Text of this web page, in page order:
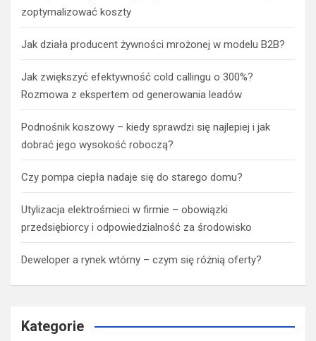
zoptymalizować koszty
Jak działa producent żywności mrożonej w modelu B2B?
Jak zwiększyć efektywność cold callingu o 300%?
Rozmowa z ekspertem od generowania leadów
Podnośnik koszowy – kiedy sprawdzi się najlepiej i jak
dobrać jego wysokość roboczą?
Czy pompa ciepła nadaje się do starego domu?
Utylizacja elektrośmieci w firmie – obowiązki
przedsiębiorcy i odpowiedzialność za środowisko
Deweloper a rynek wtórny – czym się różnią oferty?
Kategorie